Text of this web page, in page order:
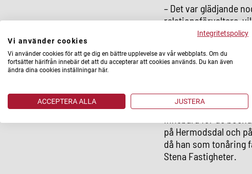
– Det var glädjande
relationsförvaltare,
dessa tuffa tider.
jag tror kommer
social hållbarhet på
Med Bledar Zuta,
får Stena Fastigheter
viktig koppling till de
innebära för de
på Hermodsdal och
då han som tonåring
Stena Fastigheter.
Integritetspolicy
Vi använder cookies
Vi använder cookies för att ge dig en bättre upplevelse av vår webbplats. Om du
fortsätter härifrån innebär det att du accepterar att cookies används. Du kan även
ändra dina cookies inställningar här.
ACCEPTERA ALLA JUSTERA